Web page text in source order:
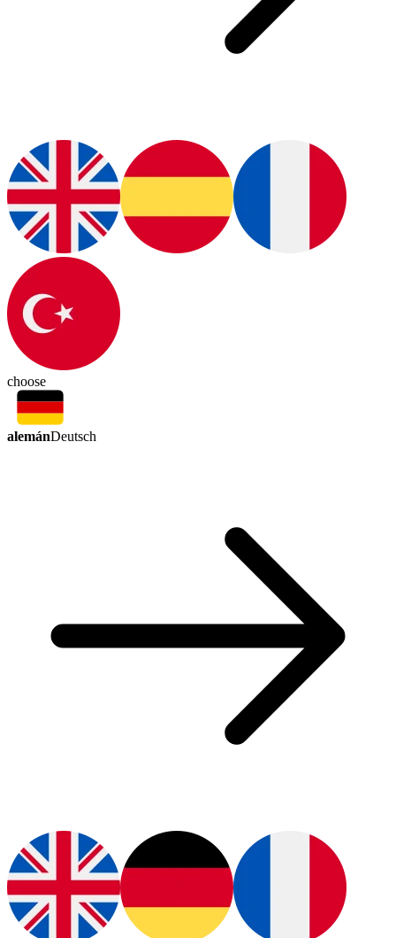
choose
alemánDeutsch